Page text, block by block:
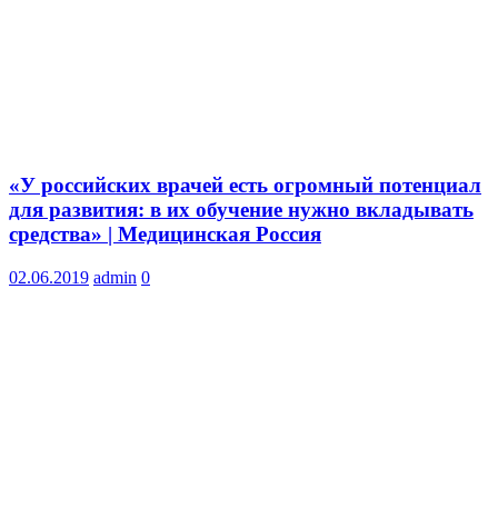
«У российских врачей есть огромный потенциал
для развития: в их обучение нужно вкладывать
средства» | Медицинская Россия
02.06.2019 admin 0